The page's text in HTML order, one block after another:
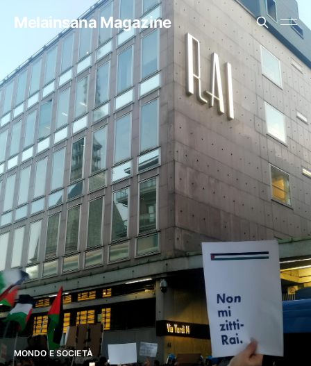
Melainsana Magazine
MONDO E SOCIETÀ